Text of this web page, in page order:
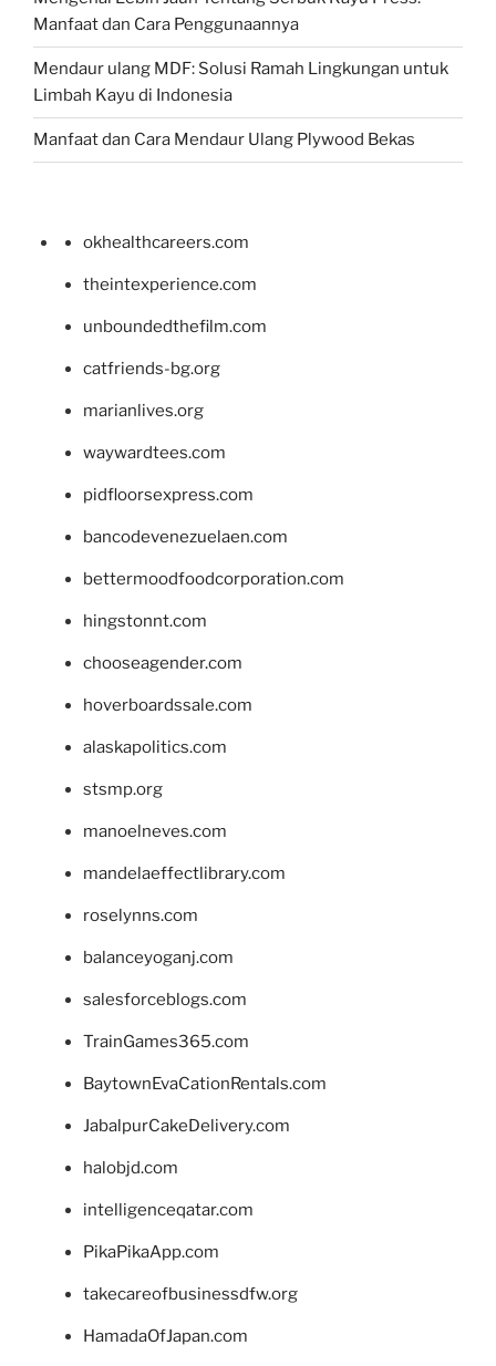
Manfaat dan Cara Penggunaannya
Mendaur ulang MDF: Solusi Ramah Lingkungan untuk
Limbah Kayu di Indonesia
Manfaat dan Cara Mendaur Ulang Plywood Bekas
okhealthcareers.com
theintexperience.com
unboundedthefilm.com
catfriends-bg.org
marianlives.org
waywardtees.com
pidfloorsexpress.com
bancodevenezuelaen.com
bettermoodfoodcorporation.com
hingstonnt.com
chooseagender.com
hoverboardssale.com
alaskapolitics.com
stsmp.org
manoelneves.com
mandelaeffectlibrary.com
roselynns.com
balanceyoganj.com
salesforceblogs.com
TrainGames365.com
BaytownEvaCationRentals.com
JabalpurCakeDelivery.com
halobjd.com
intelligenceqatar.com
PikaPikaApp.com
takecareofbusinessdfw.org
HamadaOfJapan.com